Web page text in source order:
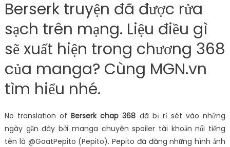
Berserk truyện đã được rửa
sạch trên mạng. Liệu điều gì
sẽ xuất hiện trong chương 368
của manga? Cùng MGN.vn
tìm hiểu nhé.
No translation ofBerserk chap 368 đã bị rỉ sét vào những
ngày gần đây bởi manga chuyên spoiler tài khoản nổi tiếng
tên là @GoatPepito (Pepito). Pepito đã đăng những hình ảnh